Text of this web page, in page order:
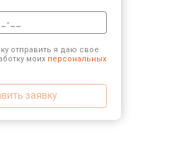
отправить я даю свое
моих персональных
заявку